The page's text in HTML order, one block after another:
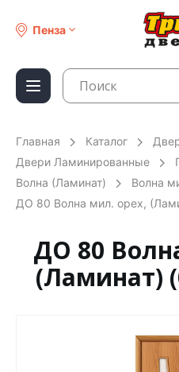
Пенза
Главная Каталог
Двери Ламинированные
Волна (Ламинат)
Волна
ДО 80 Волна мил. орех,
ДО 80
(Ламинат)